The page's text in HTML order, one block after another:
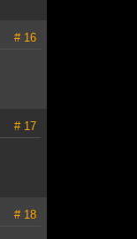
# 16
# 17
# 18